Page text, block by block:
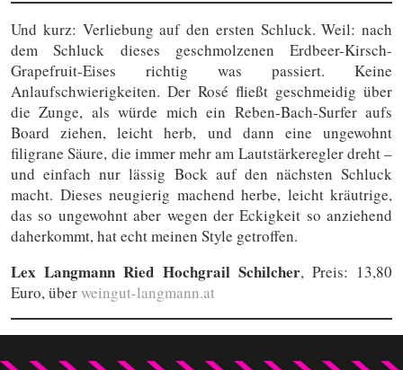
Und kurz: Verliebung auf den ersten Schluck. Weil: nach
dem Schluck dieses geschmolzenen Erdbeer-Kirsch-
Grapefruit-Eises richtig was passiert. Keine
Anlaufschwierigkeiten. Der Rosé fließt geschmeidig über
die Zunge, als würde mich ein Reben-Bach-Surfer aufs
Board ziehen, leicht herb, und dann eine ungewohnt
filigrane Säure, die immer mehr am Lautstärkeregler dreht –
und einfach nur lässig Bock auf den nächsten Schluck
macht. Dieses neugierig machend herbe, leicht kräutrige,
das so ungewohnt aber wegen der Eckigkeit so anziehend
daherkommt, hat echt meinen Style getroffen.
Lex Langmann Ried Hochgrail Schilcher, Preis: 13,80
Euro, überweingut-langmann.at